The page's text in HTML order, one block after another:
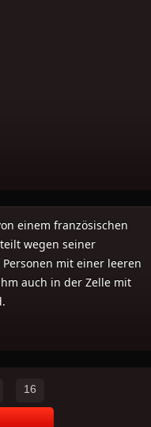
einem französischen
wegen seiner
mit einer leeren
auch in der Zelle mit
16